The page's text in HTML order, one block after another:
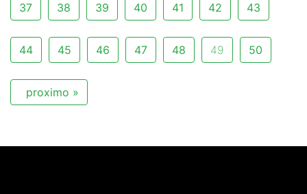
37 38 39 40 41 42 43
44 45 46 47 48 49 50
proximo »